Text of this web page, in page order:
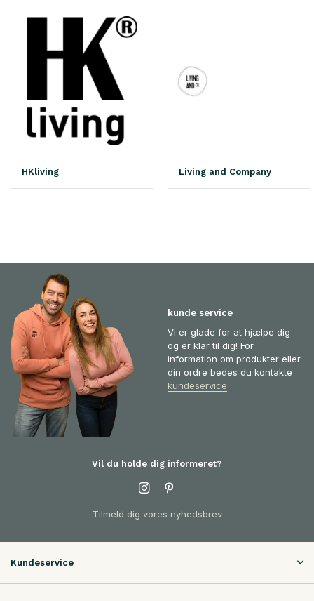
HKliving Living and Company
kunde service
Vi er glade for at hjælpe dig
og er klar til dig! For
information om produkter eller
din ordre bedes du kontakte
kundeservice
Vil du holde dig informeret?
Tilmeld dig vores nyhedsbrev
Kundeservice